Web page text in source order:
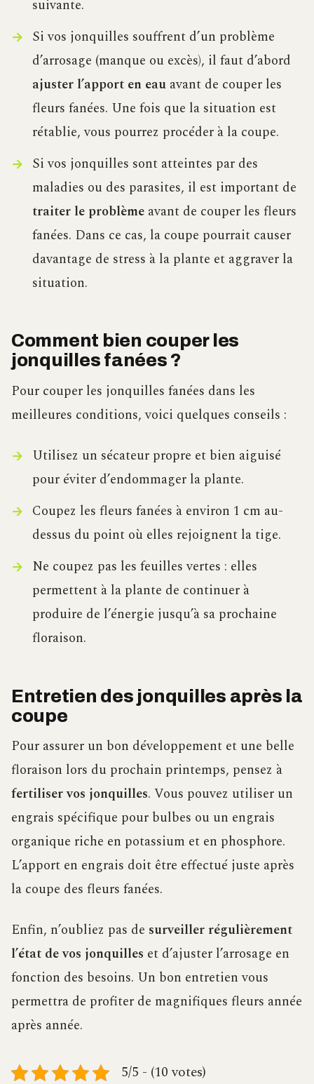
suivante.
Si vos jonquilles souffrent d’un problème
d’arrosage (manque ou excès), il faut d’abord
ajuster l’apport en eauavant de couper les
fleurs fanées. Une fois que la situation est
rétablie, vous pourrez procéder à la coupe.
Si vos jonquilles sont atteintes par des
maladies ou des parasites, il est important de
traiter le problèmeavant de couper les fleurs
fanées. Dans ce cas, la coupe pourrait causer
davantage de stress à la plante et aggraver la
situation.
Comment bien couper les
jonquilles fanées ?
Pour couper les jonquilles fanées dans les
meilleures conditions, voici quelques conseils :
Utilisez un sécateur propre et bien aiguisé
pour éviter d’endommager la plante.
Coupez les fleurs fanées à environ 1 cm au-
dessus du point où elles rejoignent la tige.
Ne coupez pas les feuilles vertes : elles
permettent à la plante de continuer à
produire de l’énergie jusqu’à sa prochaine
floraison.
Entretien des jonquilles après la
coupe
Pour assurer un bon développement et une belle
floraison lors du prochain printemps, pensez à
fertiliser vos jonquilles. Vous pouvez utiliser un
engrais spécifique pour bulbes ou un engrais
organique riche en potassium et en phosphore.
L’apport en engrais doit être effectué juste après
la coupe des fleurs fanées.
Enfin, n’oubliez pas de surveiller régulièrement
l’état de vos jonquilles et d’ajuster l’arrosage en
fonction des besoins. Un bon entretien vous
permettra de profiter de magnifiques fleurs année
après année.
5/5 - (10 votes)